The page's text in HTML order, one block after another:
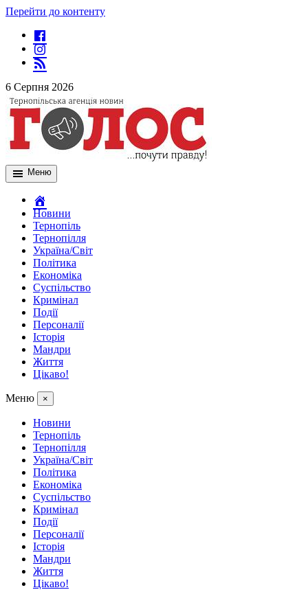
Перейти до контенту
6 Серпня 2026
Меню
Новини
Тернопіль
Тернопілля
Україна/Світ
Політика
Економіка
Суспільство
Кримінал
Події
Персоналії
Історія
Мандри
Життя
Цікаво!
Меню ×
Новини
Тернопіль
Тернопілля
Україна/Світ
Політика
Економіка
Суспільство
Кримінал
Події
Персоналії
Історія
Мандри
Життя
Цікаво!